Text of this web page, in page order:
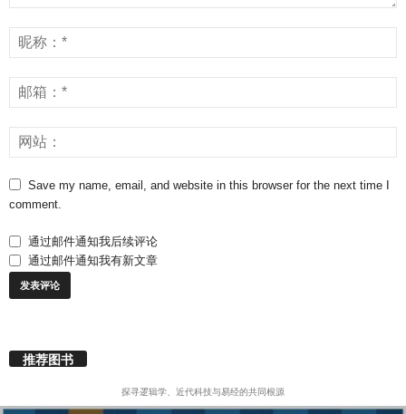
Save my name, email, and website in this browser for the next time I
comment.
通过邮件通知我后续评论
通过邮件通知我有新文章
推荐图书
探寻逻辑学、近代科技与易经的共同根源